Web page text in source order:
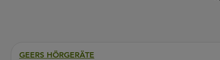
GEERS HÖRGERÄTE